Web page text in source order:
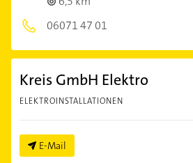
06071 47 01
Kreis GmbH Elektro
ELEKTROINSTALLATIONEN
E-Mail